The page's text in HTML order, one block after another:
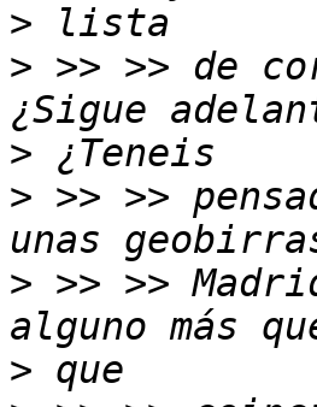
>
> >> >> de
>
> >> >>
> >> >>
>